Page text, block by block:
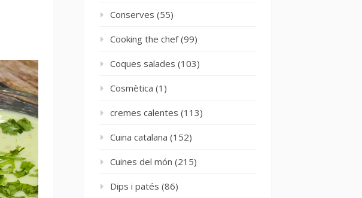
Conserves (55)
Cooking the chef(99)
Coques salades (103)
Cosmètica (1)
cremes calentes (113)
Cuina catalana (152)
Cuines del món (215)
Dips i patés (86)